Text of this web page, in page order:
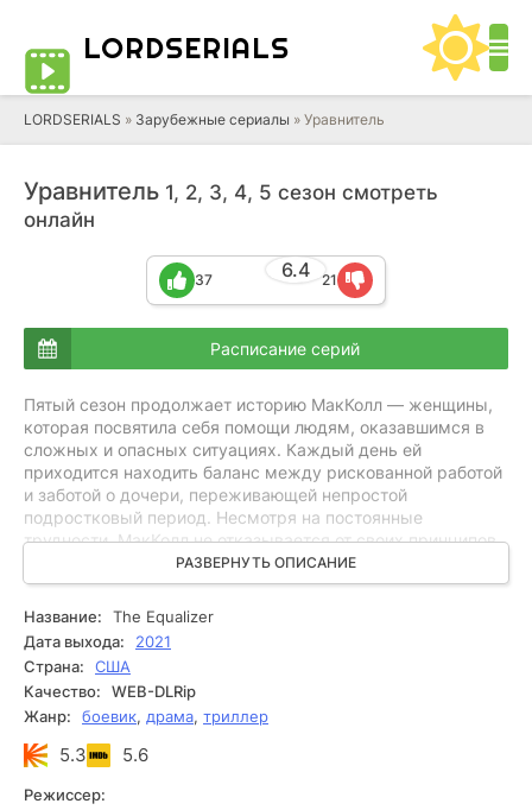
LORDSERIALS
LORDSERIALS » Зарубежные сериалы » Уравнитель
Уравнитель 1, 2, 3, 4, 5 сезон смотреть
онлайн
6.4
37 21
Расписание серий
Пятый сезон продолжает историю МакКолл — женщины,
которая посвятила себя помощи людям, оказавшимся в
сложных и опасных ситуациях. Каждый день ей
приходится находить баланс между рискованной работой
и заботой о дочери, переживающей непростой
подростковый период. Несмотря на постоянные
трудности, МакКолл не отказывается от своих принципов
и продолжает защищать тех, кто не может добиться
справедливости законным путём. Когда официальные
структуры оказываются бессильны, именно она приходит
на помощь и берётся за самые сложные дела. В новом
сезоне героиню ждут новые вызовы, опасные
расследования и истории людей, нуждающихся в её
поддержке.
РАЗВЕРНУТЬ ОПИСАНИЕ
Название:
The Equalizer
Дата выхода:
2021
Страна:
США
Качество:
WEB-DLRip
Жанр:
боевик, драма, триллер
5.3 5.6
Режиссер: